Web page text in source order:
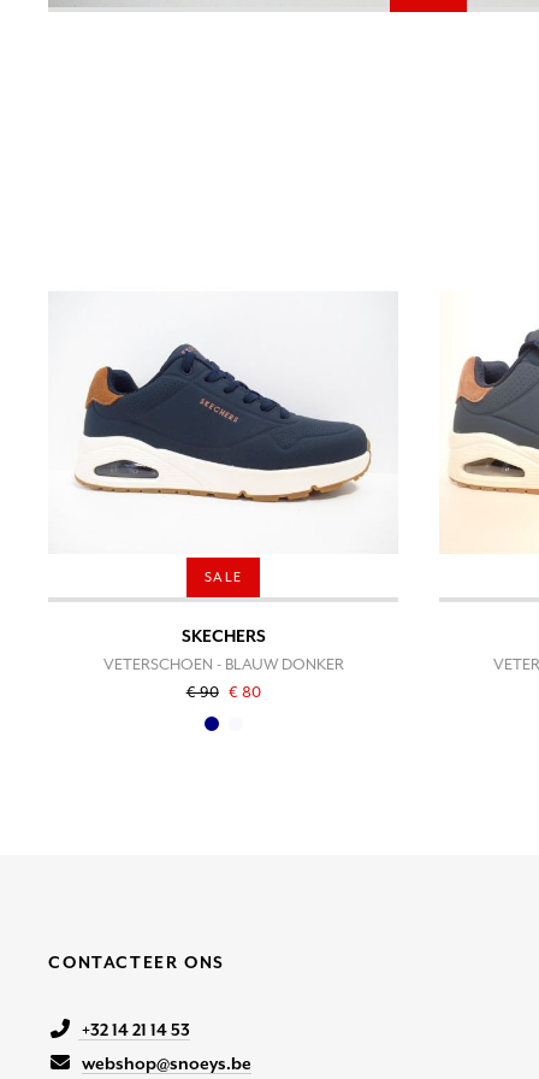
SALE
SKECHERS
VETERSCHOEN - BLAUW DONKER
€ 90 € 80
CONTACTEER ONS
+32 14 21 14 53
webshop@snoeys.be